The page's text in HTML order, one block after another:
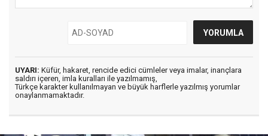
UYARI: Küfür, hakaret, rencide edici cümleler veya imalar, inançlara
saldırı içeren, imla kuralları ile yazılmamış,
Türkçe karakter kullanılmayan ve büyük harflerle yazılmış yorumlar
onaylanmamaktadır.